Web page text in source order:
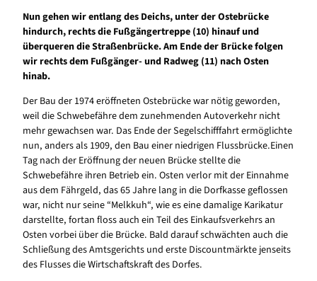
Nun gehen wir entlang des Deichs, unter der Ostebrücke
hindurch, rechts die Fußgängertreppe (10) hinauf und
überqueren die Straßenbrücke. Am Ende der Brücke folgen
wir rechts dem Fußgänger- und Radweg (11) nach Osten
hinab.
Der Bau der 1974 eröffneten Ostebrücke war nötig geworden,
weil die Schwebefähre dem zunehmenden Autoverkehr nicht
mehr gewachsen war. Das Ende der Segelschifffahrt ermöglichte
nun, anders als 1909, den Bau einer niedrigen Flussbrücke.Einen
Tag nach der Eröffnung der neuen Brücke stellte die
Schwebefähre ihren Betrieb ein. Osten verlor mit der Einnahme
aus dem Fährgeld, das 65 Jahre lang in die Dorfkasse geflossen
war, nicht nur seine “Melkkuh“, wie es eine damalige Karikatur
darstellte, fortan floss auch ein Teil des Einkaufsverkehrs an
Osten vorbei über die Brücke. Bald darauf schwächten auch die
Schließung des Amtsgerichts und erste Discountmärkte jenseits
des Flusses die Wirtschaftskraft des Dorfes.